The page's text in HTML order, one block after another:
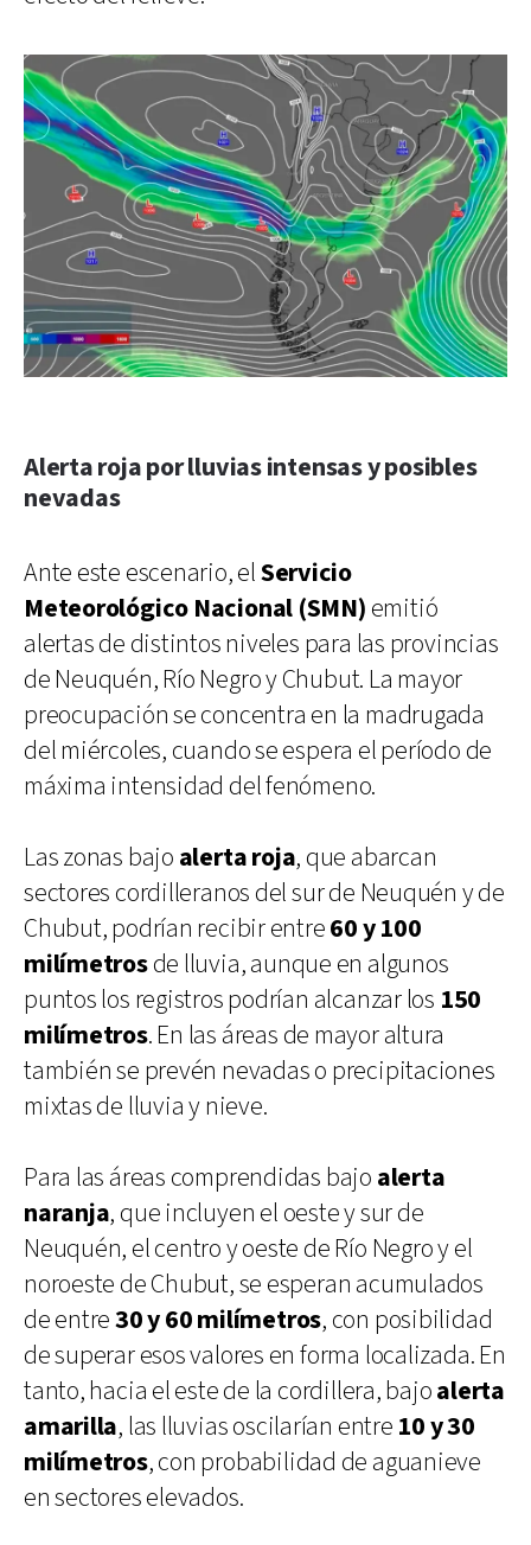
Alerta roja por lluvias intensas y posibles
nevadas
Ante este escenario, elServicio
Meteorológico Nacional (SMN) emitió
alertas de distintos niveles para las provincias
de Neuquén, Río Negro y Chubut. La mayor
preocupación se concentra en la madrugada
del miércoles, cuando se espera el período de
máxima intensidad del fenómeno.
Las zonas bajo alerta roja, que abarcan
sectores cordilleranos del sur de Neuquén y de
Chubut, podrían recibir entre60 y 100
milímetrosde lluvia, aunque en algunos
puntos los registros podrían alcanzar los 150
milímetros. En las áreas de mayor altura
también se prevén nevadas o precipitaciones
mixtas de lluvia y nieve.
Para las áreas comprendidas bajo alerta
naranja, que incluyen el oeste y sur de
Neuquén, el centro y oeste de Río Negro y el
noroeste de Chubut, se esperan acumulados
de entre30 y 60 milímetros, con posibilidad
de superar esos valores en forma localizada. En
tanto, hacia el este de la cordillera, bajoalerta
amarilla, las lluvias oscilarían entre 10 y 30
milímetros, con probabilidad de aguanieve
en sectores elevados.